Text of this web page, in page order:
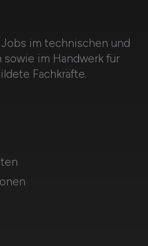
im technischen und
im Handwerk für
Fachkräfte.